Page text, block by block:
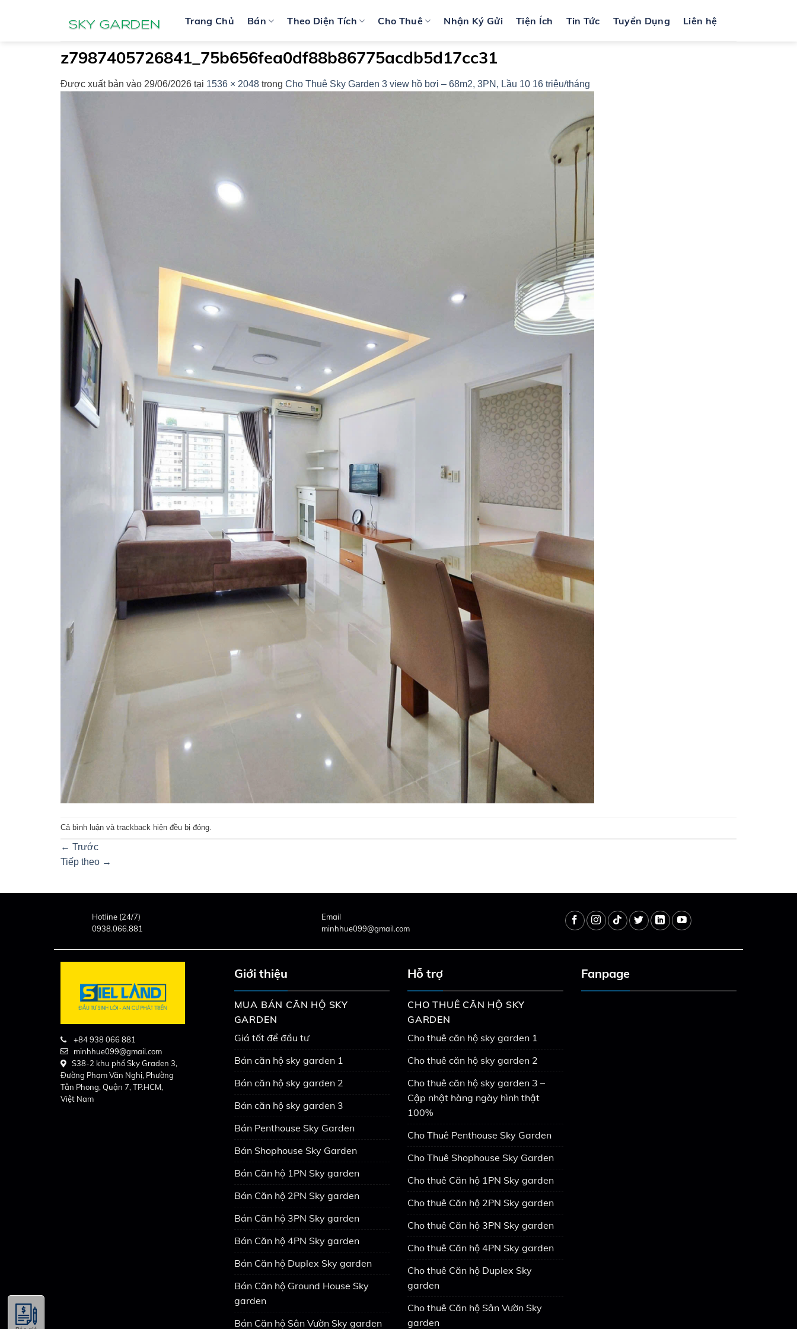
Trang Chủ Bán Theo Diện Tích Cho Thuê Nhận Ký Gửi Tiện Ích Tin Tức Tuyển Dụng Liên hệ
z7987405726841_75b656fea0df88b86775acdb5d17cc31
Được xuất bản vào 29/06/2026 tại 1536 × 2048 trong Cho Thuê Sky Garden 3 view hồ bơi – 68m2, 3PN, Lầu 10 16 triệu/tháng
Cả bình luận và trackback hiện đều bị đóng.
← Trước
Tiếp theo →
Hotline (24/7)
0938.066.881
Email
minhhue099@gmail.com
+84 938 066 881
minhhue099@gmail.com
S38-2 khu phố Sky Graden 3,
Đường Phạm Văn Nghị, Phường
Tân Phong, Quận 7, TP.HCM,
Việt Nam
Giới thiệu
MUA BÁN CĂN HỘ SKY
GARDEN
Giá tốt để đầu tư
Bán căn hộ sky garden 1
Bán căn hộ sky garden 2
Bán căn hộ sky garden 3
Bán Penthouse Sky Garden
Bán Shophouse Sky Garden
Bán Căn hộ 1PN Sky garden
Bán Căn hộ 2PN Sky garden
Bán Căn hộ 3PN Sky garden
Bán Căn hộ 4PN Sky garden
Bán Căn hộ Duplex Sky garden
Bán Căn hộ Ground House Sky
garden
Bán Căn hộ Sân Vườn Sky garden
Hỗ trợ
CHO THUÊ CĂN HỘ SKY
GARDEN
Cho thuê căn hộ sky garden 1
Cho thuê căn hộ sky garden 2
Cho thuê căn hộ sky garden 3 –
Cập nhật hàng ngày hình thật
100%
Cho Thuê Penthouse Sky Garden
Cho Thuê Shophouse Sky Garden
Cho thuê Căn hộ 1PN Sky garden
Cho thuê Căn hộ 2PN Sky garden
Cho thuê Căn hộ 3PN Sky garden
Cho thuê Căn hộ 4PN Sky garden
Cho thuê Căn hộ Duplex Sky
garden
Cho thuê Căn hộ Sân Vườn Sky
garden
Fanpage